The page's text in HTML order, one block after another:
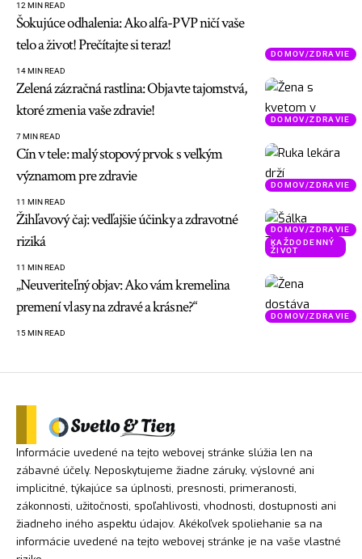
12 MIN READ
DOMOV/ZDRAVIE
Šokujúce odhalenia: Ako alfa-PVP ničí vaše
telo a život! Prečítajte si teraz!
14 MIN READ
DOMOV/ZDRAVIE
Zelená zázračná rastlina: Objavte tajomstvá,
ktoré zmenia vaše zdravie!
7 MIN READ
DOMOV/ZDRAVIE
Cín v tele: malý stopový prvok s veľkým
významom pre zdravie
11 MIN READ
DOMOV/ZDRAVIE
KAŽDODENNÝ
ŽIVOT
Žihľavový čaj: vedľajšie účinky a zdravotné
riziká
11 MIN READ
DOMOV/ZDRAVIE
„Neuveriteľný objav: Ako vám kremelina
premení vlasy na zdravé a krásne?“
15 MIN READ
Informácie uvedené na tejto webovej stránke slúžia len na
zábavné účely. Neposkytujeme žiadne záruky, výslovné ani
implicitné, týkajúce sa úplnosti, presnosti, primeranosti,
zákonnosti, užitočnosti, spoľahlivosti, vhodnosti, dostupnosti ani
žiadneho iného aspektu údajov. Akékoľvek spoliehanie sa na
informácie uvedené na tejto webovej stránke je na vaše vlastné